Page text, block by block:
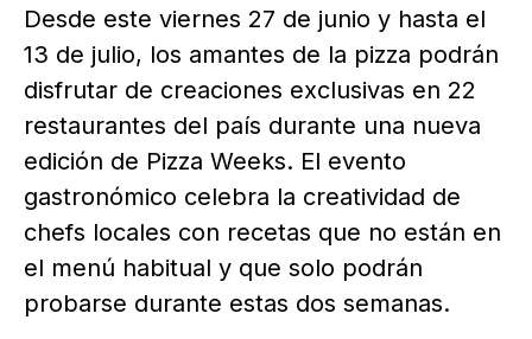
Desde este viernes 27 de junio y hasta el
13 de julio, los amantes de la pizza podrán
disfrutar de creaciones exclusivas en 22
restaurantes del país durante una nueva
edición de Pizza Weeks. El evento
gastronómico celebra la creatividad de
chefs locales con recetas que no están en
el menú habitual y que solo podrán
probarse durante estas dos semanas.